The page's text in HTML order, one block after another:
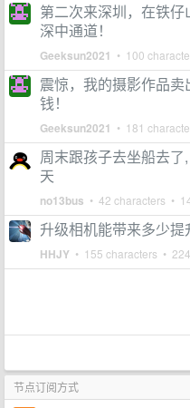
第二次来深圳，在铁
深中通道！
Geeksun2021 • 100
震惊，我的摄影作品
钱！
Geeksun2021 • 181
周末跟孩子去坐船去
天
no13bus • 42 characters •
升级相机能带来多少提
HHJY • 155 characters •
节点订阅方式